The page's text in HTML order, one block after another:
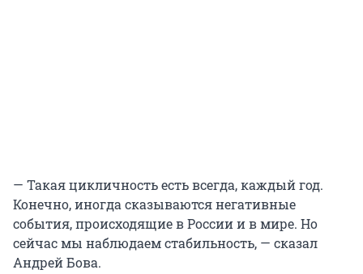
— Такая цикличность есть всегда, каждый год.
Конечно, иногда сказываются негативные
события, происходящие в России и в мире. Но
сейчас мы наблюдаем стабильность, — сказал
Андрей Бова.